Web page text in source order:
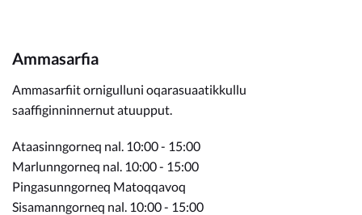
Ammasarfia
Ammasarfiit ornigulluni oqarasuaatikkullu
saaffiginninnernut atuupput.
Ataasinngorneq nal. 10:00 - 15:00
Marlunngorneq nal. 10:00 - 15:00
Pingasunngorneq Matoqqavoq
Sisamanngorneq nal. 10:00 - 15:00